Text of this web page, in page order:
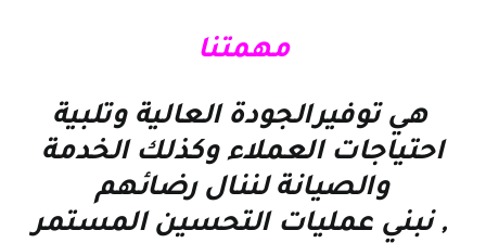
مهمتنا
هي توفيرالجودة العالية وتلبية
احتياجات العملاء وكذلك الخدمة
والصيانة لننال رضائهم
, نبني عمليات التحسين المستمر